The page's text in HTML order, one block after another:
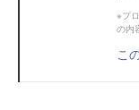
※プ
の内
こ